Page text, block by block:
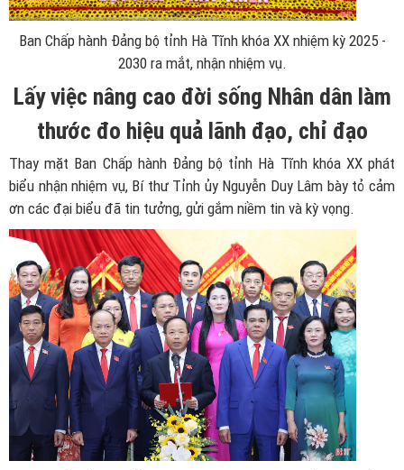
Ban Chấp hành Đảng bộ tỉnh Hà Tĩnh khóa XX nhiệm kỳ 2025 -
2030 ra mắt, nhận nhiệm vụ.
Lấy việc nâng cao đời sống Nhân dân làm
thước đo hiệu quả lãnh đạo, chỉ đạo
Thay mặt Ban Chấp hành Đảng bộ tỉnh Hà Tĩnh khóa XX phát
biểu nhận nhiệm vụ, Bí thư Tỉnh ủy Nguyễn Duy Lâm bày tỏ cảm
ơn các đại biểu đã tin tưởng, gửi gắm niềm tin và kỳ vọng.